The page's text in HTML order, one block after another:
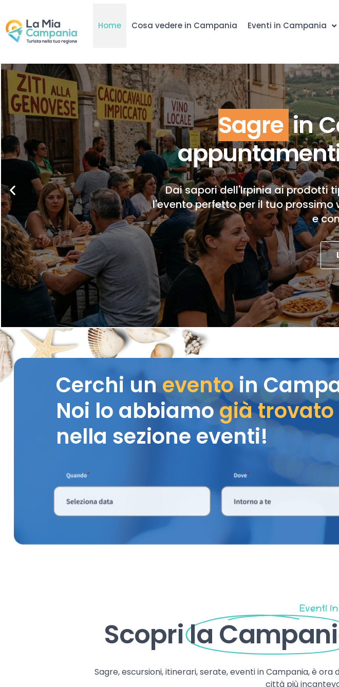
Home Cosa vedere in Campania Eventi in Campania
Sagre in
Dai sapori dell'Irpinia ai prodotti
l'evento perfetto per il tuo
e
Cerchi uneventoin
Noi lo abbiamogià trovato
nella sezione eventi!
Eventi in
Scoprila
Sagre, escursioni, itinerari, serate, eventi in Campania, è
città più